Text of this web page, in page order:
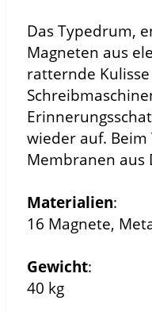
Das Typedrum,
Magneten aus
ratternde
wieder auf.
Membranen aus
Materialien:
16 Magnete,
Gewicht:
40 kg